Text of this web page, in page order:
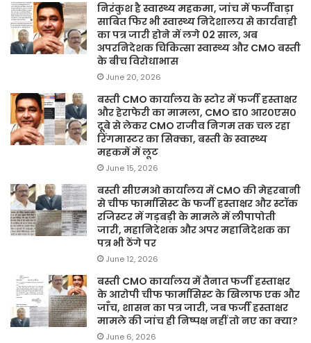
निरंकुश है स्वास्थ्य महकमा, जांच में फर्जीवाड़ा
साबित फिर भी स्वास्थ्य निदेशालय से कार्यवाही
का पत्र जारी होने में लगे 02 साल, अब
अपरनिदेशक चिकित्सा स्वास्थ्य और CMO बस्ती
के बीच विरोधाभास
June 20, 2026
बस्ती CMO कार्यालय के स्टोर में फर्जी हस्ताक्षर
और हेराफेरी का मामला, CMO डा० आर०एस०
दूबे से लेकर CMO राजीव निगम तक चल रहा
रिंगमास्टर का सिक्का, बस्ती के स्वास्थ्य
महकमें में लूट
June 15, 2026
बस्ती सीएमओ कार्यालय में CMO की मेहरबानी
से चीफ फार्मासिस्ट के फर्जी हस्ताक्षर और स्टॉक
रजिस्टर में गड़बड़ी के मामले में लीपापोती
जारी, महानिदेशक और अपर महानिदेशक का
पत्र भी ठेंगे पर
June 12, 2026
बस्ती CMO कार्यालय में तैनात फर्जी हस्ताक्षर
के आरोपी चीफ फार्मासिस्ट के खिलाफ एक और
जाँच, शासन का पत्र जारी, जब फर्जी हस्ताक्षर
मामले की जांच ही निष्पक्ष नहीं तो नए का क्या?
June 6, 2026